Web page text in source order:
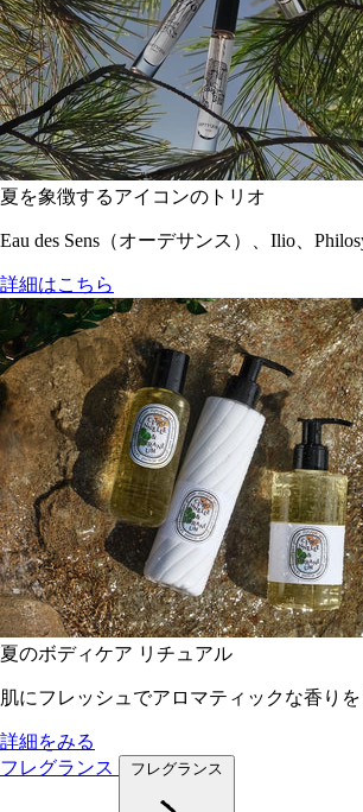
夏を象徴するアイコンのトリオ
Eau des Sens（オーデサンス）、Ilio、
詳細はこちら
夏のボディケア リチュアル
肌にフレッシュでアロマティックな香り
詳細をみる
フレグランス
フレグランス